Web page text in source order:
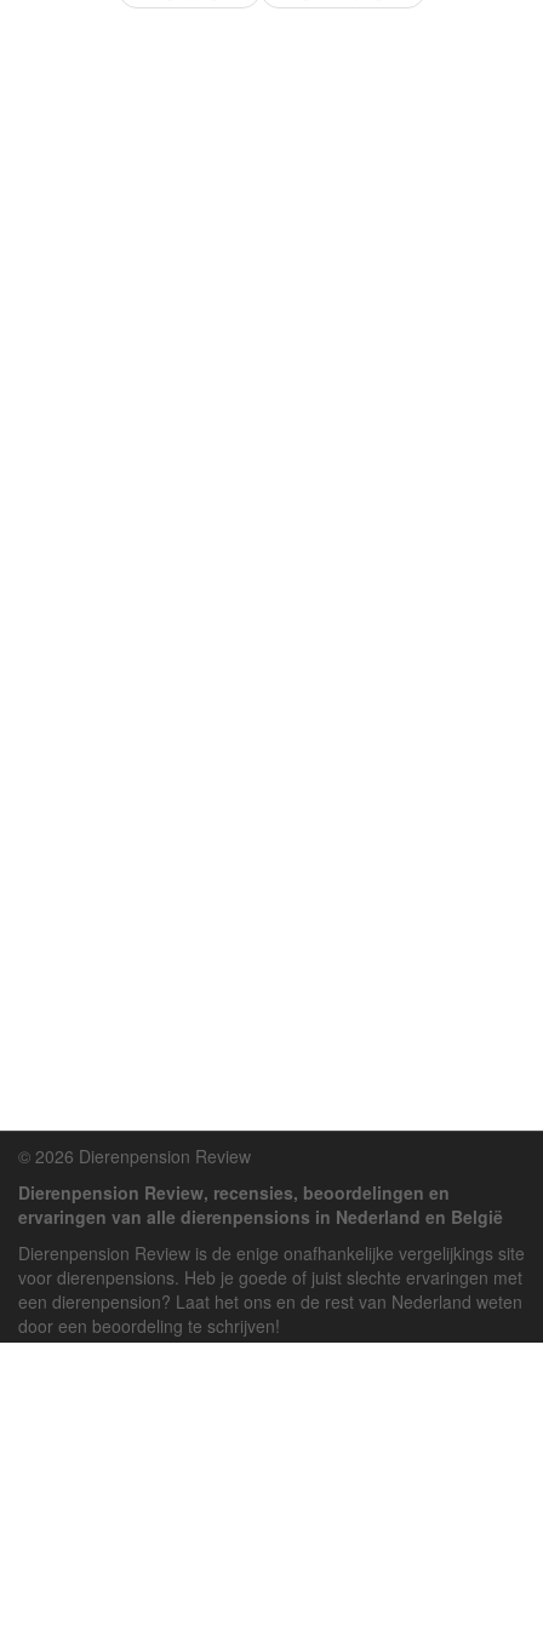
© 2026 Dierenpension Review
Dierenpension Review, recensies, beoordelingen en
ervaringen van alle dierenpensions in Nederland en België
Dierenpension Review is de enige onafhankelijke vergelijkings site
voor dierenpensions. Heb je goede of juist slechte ervaringen met
een dierenpension? Laat het ons en de rest van Nederland weten
door een beoordeling te schrijven!